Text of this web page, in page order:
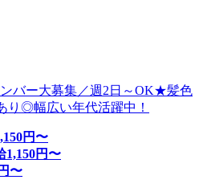
ンバー大募集／週2日～OK★髪色
り◎幅広い年代活躍中！
円〜
1,150円〜
円〜